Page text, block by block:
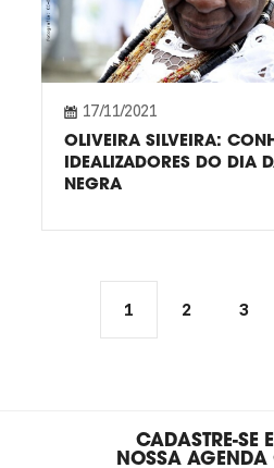
17/11/2021
OLIVEIRA SILVEIRA:
IDEALIZADORES DO DIA
NEGRA
1 2 3
CADASTRE-SE
NOSSA AGENDA